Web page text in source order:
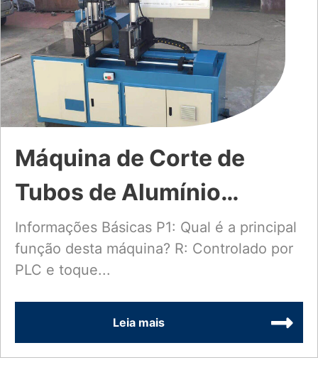
Máquina de Corte de
Tubos de Alumínio
Totalmente Automática,
Materiais Aplicáveis para
Tubos e Faixa de
Capacidade de Corte
Informações Básicas P1: Qual é a principal
função desta máquina? R: Controlado por
PLC e toque...
Leia mais